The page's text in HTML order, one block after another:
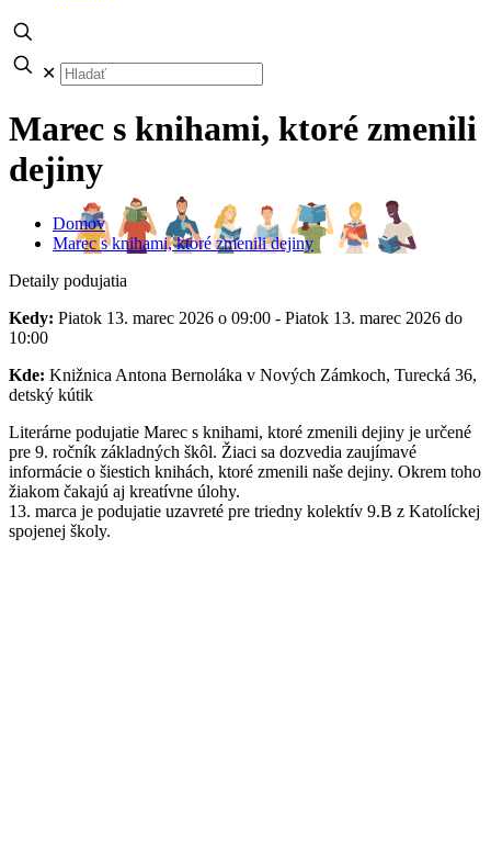
✕
Marec s knihami, ktoré zmenili
dejiny
Domov
Marec s knihami, ktoré zmenili dejiny
Detaily podujatia
Kedy: Piatok 13. marec 2026 o 09:00 - Piatok 13. marec 2026 do
10:00
Kde: Knižnica Antona Bernoláka v Nových Zámkoch, Turecká 36,
detský kútik
Literárne podujatie Marec s knihami, ktoré zmenili dejiny je určené
pre 9. ročník základných škôl. Žiaci sa dozvedia zaujímavé
informácie o šiestich knihách, ktoré zmenili naše dejiny. Okrem toho
žiakom čakajú aj kreatívne úlohy.
13. marca je podujatie uzavreté pre triedny kolektív 9.B z Katolíckej
spojenej školy.